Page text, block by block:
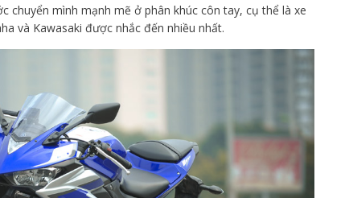
chuyển mình mạnh mẽ ở phân khúc côn tay, cụ thể là xe
và Kawasaki được nhắc đến nhiều nhất.